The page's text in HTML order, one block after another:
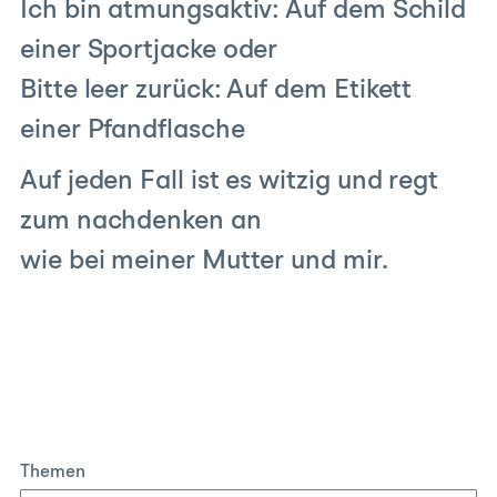
Ich bin atmungsaktiv: Auf dem Schild
einer Sportjacke oder
Bitte leer zurück: Auf dem Etikett
einer Pfandflasche
Auf jeden Fall ist es witzig und regt
zum nachdenken an
wie bei meiner Mutter und mir.
Themen